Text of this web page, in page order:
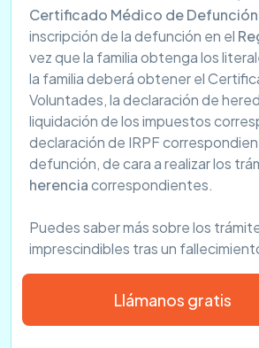
Llámanos gratis
Certificado Médico de Defunción
inscripción de la defunción en el
vez que la familia obtenga los
la familia deberá obtener el
Voluntades, la declaración de
liquidación de los impuestos
declaración de IRPF
defunción, de cara a realizar los
herenciacorrespondientes.
Puedes saber más sobre los
imprescindibles tras un
¿Dónde se pueden esparcir